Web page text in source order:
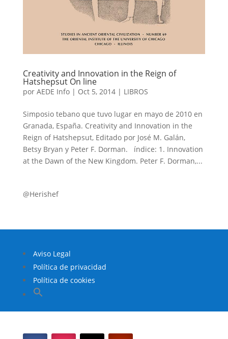
Creativity and Innovation in the Reign of
Hatshepsut On line
por AEDE Info| Oct 5, 2014| LIBROS
Simposio tebano que tuvo lugar en mayo de 2010 en
Granada, España. Creativity and Innovation in the
Reign of Hatshepsut, Editado por José M. Galán,
Betsy Bryan y Peter F. Dorman. índice: 1. Innovation
at the Dawn of the New Kingdom. Peter F. Dorman,...
@Herishef
Aviso Legal
Política de privacidad
Política de cookies
Buscar:
Botón de búsqueda